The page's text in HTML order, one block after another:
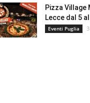
Pizza Village
Lecce dal 5
Eventi Puglia